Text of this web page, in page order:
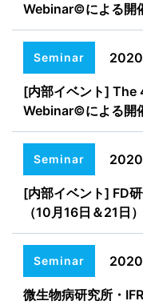
Webinar©による開
Seminar
[内部イベント] The
Webinar©による開
Seminar
[内部イベント] FD
（10月16日＆21日）
Seminar
微生物病研究所・